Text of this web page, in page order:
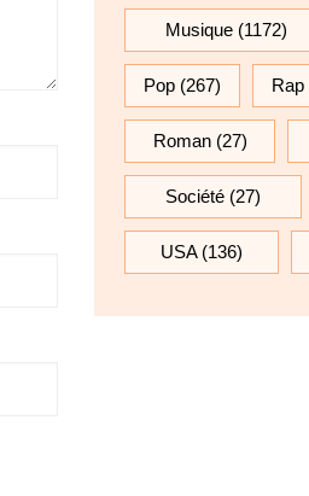
Musique(1172)
Pop (267) Rap
Roman(27)
Société(27)
USA(136)